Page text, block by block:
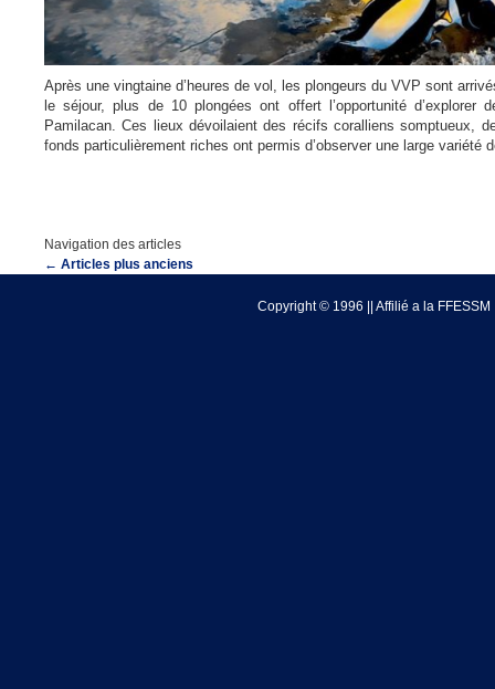
Après une vingtaine d’heures de vol, les plongeurs du VVP sont
le séjour, plus de 10 plongées ont offert l’opportunité
Pamilacan. Ces lieux dévoilaient des récifs coralliens somptueux,
fonds particulièrement riches ont permis d’observer une large variété
Navigation des articles
← Articles plus anciens
Copyright © 1996 || Affilié a la